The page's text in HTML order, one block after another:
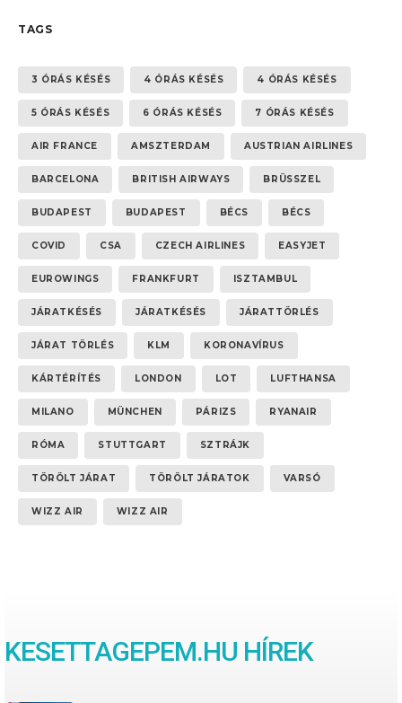
TAGS
3 ÓRÁS KÉSÉS 4 ÓRÁS KÉSÉS 4 ÓRÁS KÉSÉS
5 ÓRÁS KÉSÉS 6 ÓRÁS KÉSÉS 7 ÓRÁS KÉSÉS
AIR FRANCE AMSZTERDAM AUSTRIAN AIRLINES
BARCELONA BRITISH AIRWAYS BRÜSSZEL
BUDAPEST BUDAPEST BÉCS BÉCS
COVID CSA CZECH AIRLINES EASYJET
EUROWINGS FRANKFURT ISZTAMBUL
JÁRATKÉSÉS JÁRATKÉSÉS JÁRATTÖRLÉS
JÁRAT TÖRLÉS KLM KORONAVÍRUS
KÁRTÉRÍTÉS LONDON LOT LUFTHANSA
MILANO MÜNCHEN PÁRIZS RYANAIR
RÓMA STUTTGART SZTRÁJK
TÖRÖLT JÁRAT TÖRÖLT JÁRATOK VARSÓ
WIZZ AIR WIZZ AIR
KESETTAGEPEM.HU HÍREK